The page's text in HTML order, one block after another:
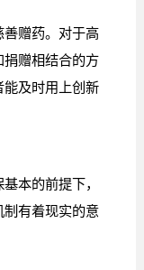
善赠药。对于高
赠相结合的方
及时用上创新
本的前提下，
有着现实的意